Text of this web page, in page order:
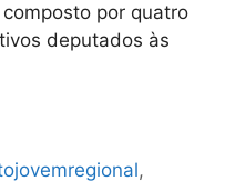
por quatro
deputados às
,